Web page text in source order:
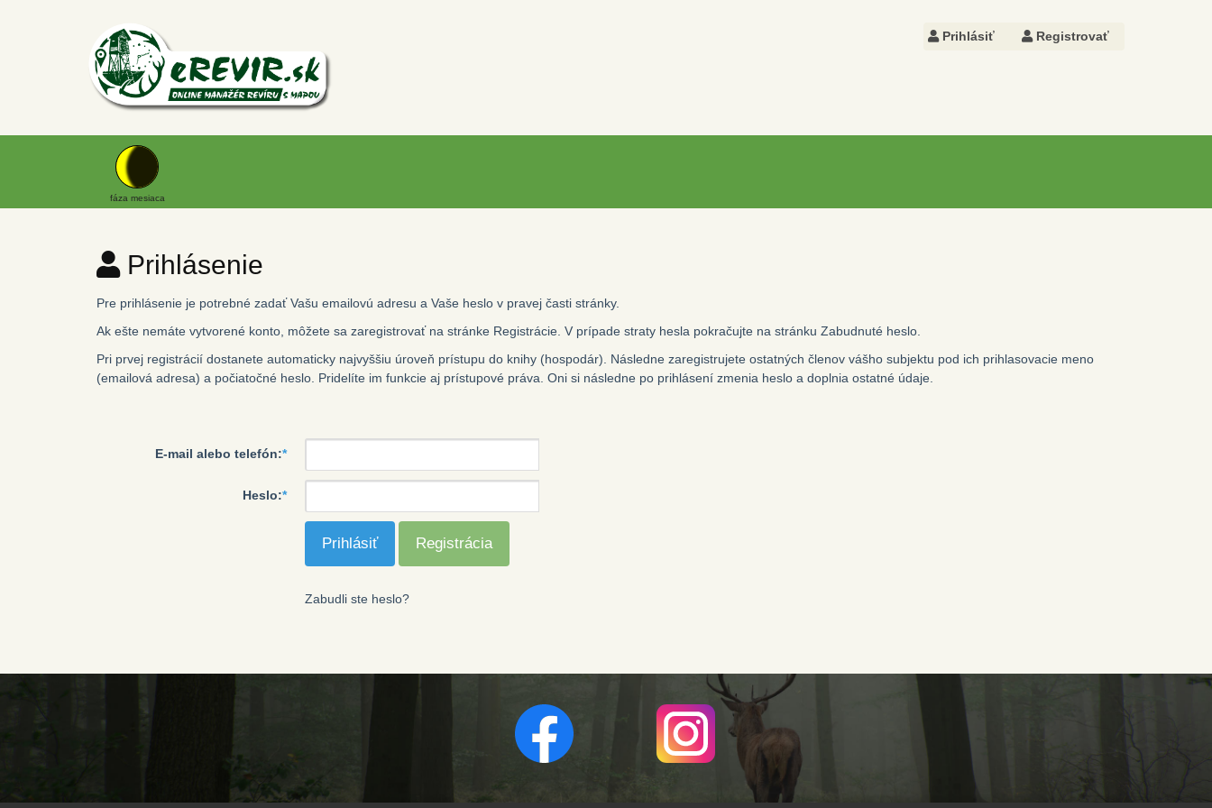
Prihlásiť Registrovať
fáza mesiaca
Prihlásenie
Pre prihlásenie je potrebné zadať Vašu emailovú adresu a Vaše heslo v pravej časti stránky.
Ak ešte nemáte vytvorené konto, môžete sa zaregistrovať na stránke Registrácie . V prípade straty hesla pokračujte na stránku Zabudnuté heslo
Pri prvej registrácií dostanete automaticky najvyššiu úroveň prístupu do knihy (hospodár). Následne zaregistrujete ostatných členov vášho subjektu pod ich prihlasovacie meno
(emailová adresa) a počiatočné heslo. Pridelíte im funkcie aj prístupové práva. Oni si následne po prihlásení zmenia heslo a doplnia ostatné údaje.
E-mail alebo telefón:*
Heslo:*
Registrácia
Zabudli ste heslo?